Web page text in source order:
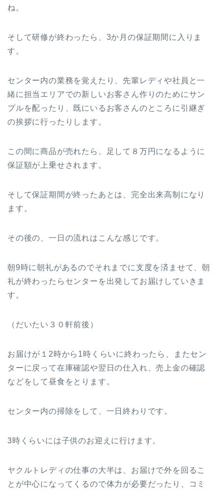
ね。
そして研修が終わったら、3か月の保証期間に入りま
す。
センター内の業務を覚えたり、先輩レディや社員と一
緒に担当エリアでの新しいお客さん作りのためにサン
プルを配ったり、既にいるお客さんのところに引継ぎ
の挨拶に行ったりします。
この間に商品が売れたら、足して８万円になるように
保証額が上乗せされます。
そして保証期間が終ったあとは、完全出来高制になり
ます。
その後の、一日の流れはこんな感じです。
朝9時に朝礼があるのでそれまでに支度を済ませて、朝
礼が終わったらセンターを出発してお届けしていきま
す。
（だいたい３０軒前後）
お届けが１2時から1時くらいに終わったら、またセン
ターに戻って在庫確認や翌日の仕入れ、売上金の確認
などをして昼食をとります。
センター内の掃除をして、一日終わりです。
3時くらいには子供のお迎えに行けます。
ヤクルトレディの仕事の大半は、お届けで外を回るこ
とが中心になってくるので体力が必要だったり、コミ